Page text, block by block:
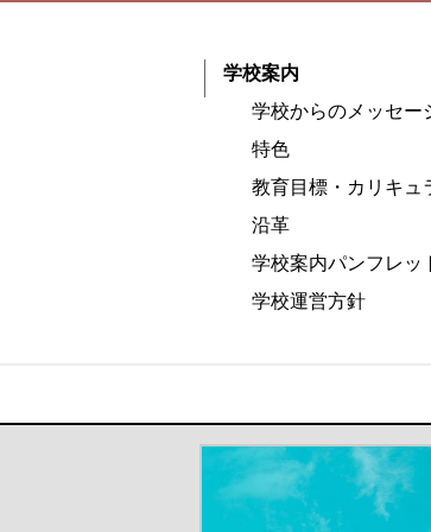
学校案内
学校からのメッセー
特色
教育目標・カリキュ
沿革
学校案内パンフレッ
学校運営方針
＃だから都立高（別ウイ